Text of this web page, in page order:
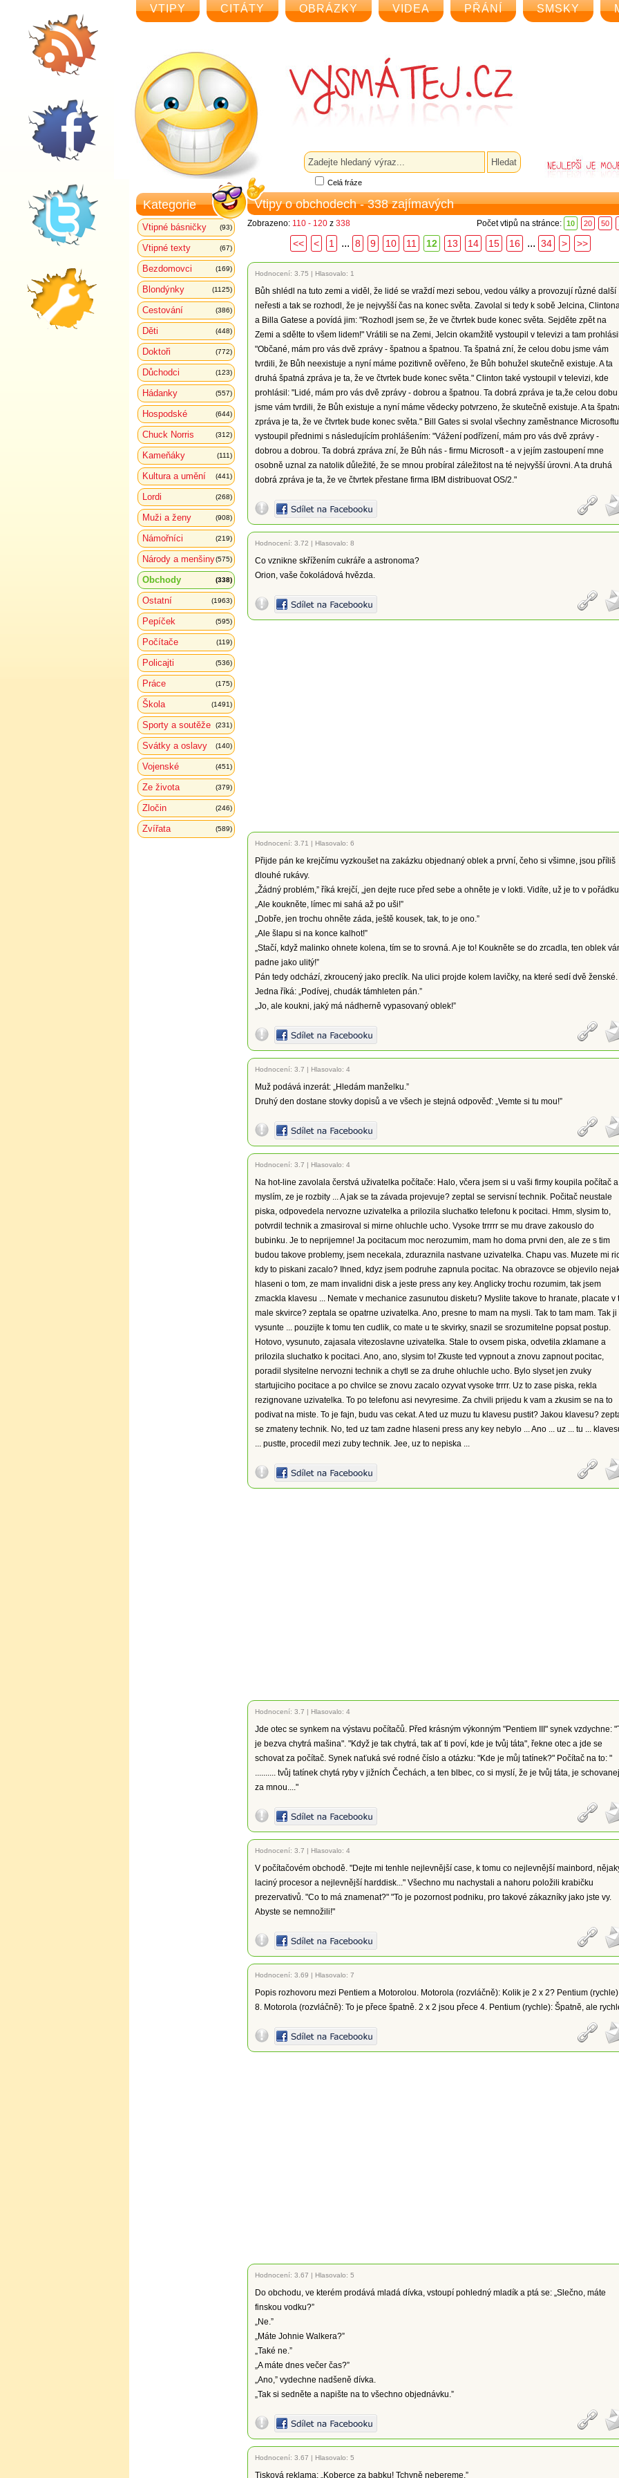
VTIPY CITÁTY OBRÁZKY VIDEA PŘÁNÍ SMSKY
Celá fráze
Kategorie
Vtipné básničky (93)
Vtipné texty (67)
Bezdomovci (169)
Blondýnky (1125)
Cestování (386)
Děti (448)
Doktoři (772)
Důchodci (123)
Hádanky (557)
Hospodské (644)
Chuck Norris (312)
Kameňáky (111)
Kultura a umění (441)
Lordi (268)
Muži a ženy (908)
Námořníci (219)
Národy a menšiny(575)
Obchody (338)
Ostatní (1963)
Pepíček (595)
Počítače (119)
Policajti (536)
Práce (175)
Škola (1491)
Sporty a soutěže (231)
Svátky a oslavy (140)
Vojenské (451)
Ze života (379)
Zločin (246)
Zvířata (589)
Vtipy o obchodech - 338 zajímavých
Zobrazeno: 110 - 120 z 338 Počet vtipů na stránce: 10 20 50
<< < 1 ... 8 9 10 11 12 13 14 15 16 ... 34 > >>
Hodnocení: 3.75 | Hlasovalo: 1
Bůh shlédl na tuto zemi a viděl, že lidé se vraždí mezi sebou, vedou války a provozují různé další
neřesti a tak se rozhodl, že je nejvyšší čas na konec světa. Zavolal si tedy k sobě Jelcina,
a Billa Gatese a povídá jim: "Rozhodl jsem se, že ve čtvrtek bude konec světa. Sejděte zpět na
Zemi a sdělte to všem lidem!" Vrátili se na Zemi, Jelcin okamžitě vystoupil v televizi a tam
"Občané, mám pro vás dvě zprávy - špatnou a špatnou. Ta špatná zní, že celou dobu jsme vám
tvrdili, že Bůh neexistuje a nyní máme pozitivně ověřeno, že Bůh bohužel skutečně existuje. A ta
druhá špatná zpráva je ta, že ve čtvrtek bude konec světa." Clinton také vystoupil v televizi, kde
prohlásil: "Lidé, mám pro vás dvě zprávy - dobrou a špatnou. Ta dobrá zpráva je ta,že celou dobu
jsme vám tvrdili, že Bůh existuje a nyní máme vědecky potvrzeno, že skutečně existuje. A ta
zpráva je ta, že ve čtvrtek bude konec světa." Bill Gates si svolal všechny zaměstnance
vystoupil přednimi s následujícím prohlášením: "Vážení podřízení, mám pro vás dvě zprávy -
dobrou a dobrou. Ta dobrá zpráva zní, že Bůh nás - firmu Microsoft - a v jejím zastoupení mne
osobně uznal za natolik důležité, že se mnou probíral záležitost na té nejvyšší úrovni. A ta druhá
dobrá zpráva je ta, že ve čtvrtek přestane firma IBM distribuovat OS/2."
Hodnocení: 3.72 | Hlasovalo: 8
Co vznikne skřížením cukráře a astronoma?
Orion, vaše čokoládová hvězda.
Hodnocení: 3.71 | Hlasovalo: 6
Přijde pán ke krejčímu vyzkoušet na zakázku objednaný oblek a první, čeho si všimne, jsou příliš
dlouhé rukávy.
„Žádný problém,” říká krejčí, „jen dejte ruce před sebe a ohněte je v lokti. Vidíte, už je to v
„Ale koukněte, límec mi sahá až po uši!”
„Dobře, jen trochu ohněte záda, ještě kousek, tak, to je ono.”
„Ale šlapu si na konce kalhot!”
„Stačí, když malinko ohnete kolena, tím se to srovná. A je to! Koukněte se do zrcadla, ten oblek
padne jako ulitý!”
Pán tedy odchází, zkroucený jako preclík. Na ulici projde kolem lavičky, na které sedí dvě ženské.
Jedna říká: „Podívej, chudák támhleten pán.”
„Jo, ale koukni, jaký má nádherně vypasovaný oblek!”
Hodnocení: 3.7 | Hlasovalo: 4
Muž podává inzerát: „Hledám manželku.”
Druhý den dostane stovky dopisů a ve všech je stejná odpověď: „Vemte si tu mou!”
Hodnocení: 3.7 | Hlasovalo: 4
Na hot-line zavolala čerstvá uživatelka počítače: Halo, včera jsem si u vaši firmy koupila počítač a
myslím, ze je rozbity ... A jak se ta závada projevuje? zeptal se servisní technik. Počitač neustale
piska, odpovedela nervozne uzivatelka a prilozila sluchatko telefonu k pocitaci. Hmm, slysim to,
potvrdil technik a zmasiroval si mirne ohluchle ucho. Vysoke trrrrr se mu drave zakouslo do
bubinku. Je to neprijemne! Ja pocitacum moc nerozumim, mam ho doma prvni den, ale ze s tim
budou takove problemy, jsem necekala, zduraznila nastvane uzivatelka. Chapu vas. Muzete mi
kdy to piskani zacalo? Ihned, kdyz jsem podruhe zapnula pocitac. Na obrazovce se objevilo
hlaseni o tom, ze mam invalidni disk a jeste press any key. Anglicky trochu rozumim, tak jsem
zmackla klavesu ... Nemate v mechanice zasunutou disketu? Myslite takove to hranate, placate v
male skvirce? zeptala se opatrne uzivatelka. Ano, presne to mam na mysli. Tak to tam mam. Tak ji
vysunte ... pouzijte k tomu ten cudlik, co mate u te skvirky, snazil se srozumitelne popsat postup.
Hotovo, vysunuto, zajasala vitezoslavne uzivatelka. Stale to ovsem piska, odvetila zklamane a
prilozila sluchatko k pocitaci. Ano, ano, slysim to! Zkuste ted vypnout a znovu zapnout pocitac,
poradil slysitelne nervozni technik a chytl se za druhe ohluchle ucho. Bylo slyset jen zvuky
startujiciho pocitace a po chvilce se znovu zacalo ozyvat vysoke trrrr. Uz to zase piska, rekla
rezignovane uzivatelka. To po telefonu asi nevyresime. Za chvili prijedu k vam a zkusim se na to
podivat na miste. To je fajn, budu vas cekat. A ted uz muzu tu klavesu pustit? Jakou klavesu?
se zmateny technik. No, ted uz tam zadne hlaseni press any key nebylo ... Ano ... uz ... tu ...
... pustte, procedil mezi zuby technik. Jee, uz to nepiska ...
Hodnocení: 3.7 | Hlasovalo: 4
Jde otec se synkem na výstavu počítačů. Před krásným výkonným "Pentiem III" synek vzdychne:
je bezva chytrá mašina". "Když je tak chytrá, tak ať ti poví, kde je tvůj táta", řekne otec a jde se
schovat za počítač. Synek naťuká své rodné číslo a otázku: "Kde je můj tatínek?" Počítač na to: "
.......... tvůj tatínek chytá ryby v jižních Čechách, a ten blbec, co si myslí, že je tvůj táta, je schovanej
za mnou...."
Hodnocení: 3.7 | Hlasovalo: 4
V počítačovém obchodě. "Dejte mi tenhle nejlevnější case, k tomu co nejlevnější mainbord,
laciný procesor a nejlevnější harddisk..." Všechno mu nachystali a nahoru položili krabičku
prezervativů. "Co to má znamenat?" "To je pozornost podniku, pro takové zákazníky jako jste vy.
Abyste se nemnožili!"
Hodnocení: 3.69 | Hlasovalo: 7
Popis rozhovoru mezi Pentiem a Motorolou. Motorola (rozvláčně): Kolik je 2 x 2? Pentium
8. Motorola (rozvláčně): To je přece špatně. 2 x 2 jsou přece 4. Pentium (rychle): Špatně, ale
Hodnocení: 3.67 | Hlasovalo: 5
Do obchodu, ve kterém prodává mladá dívka, vstoupí pohledný mladík a ptá se: „Slečno, máte
finskou vodku?”
„Ne.”
„Máte Johnie Walkera?”
„Také ne.”
„A máte dnes večer čas?”
„Ano,” vydechne nadšeně dívka.
„Tak si sedněte a napište na to všechno objednávku.”
Hodnocení: 3.67 | Hlasovalo: 5
Tisková reklama: „Koberce za babku! Tchyně nebereme.”